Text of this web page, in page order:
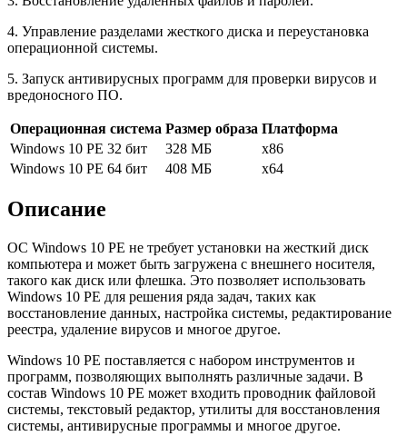
4. Управление разделами жесткого диска и переустановка
операционной системы.
5. Запуск антивирусных программ для проверки вирусов и
вредоносного ПО.
Операционная система Размер образа Платформа
Windows 10 PE 32 бит
328 МБ
x86
Windows 10 PE 64 бит
408 МБ x64
Описание
ОС Windows 10 PE не требует установки на жесткий диск
компьютера и может быть загружена с внешнего носителя,
такого как диск или флешка. Это позволяет использовать
Windows 10 PE для решения ряда задач, таких как
восстановление данных, настройка системы, редактирование
реестра, удаление вирусов и многое другое.
Windows 10 PE поставляется с набором инструментов и
программ, позволяющих выполнять различные задачи. В
состав Windows 10 PE может входить проводник файловой
системы, текстовый редактор, утилиты для восстановления
системы, антивирусные программы и многое другое.